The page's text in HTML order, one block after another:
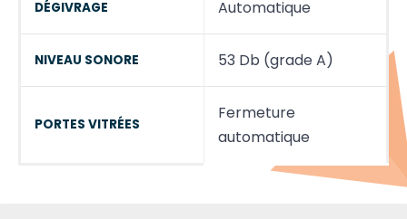
DÉGIVRAGE Automatique
NIVEAU SONORE 53 Db (grade A)
PORTES VITRÉES
Fermeture
automatique